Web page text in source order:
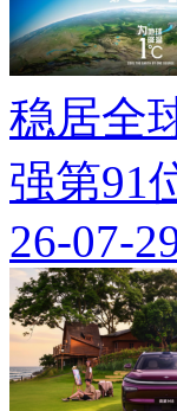
稳居全
强第91
26-07-